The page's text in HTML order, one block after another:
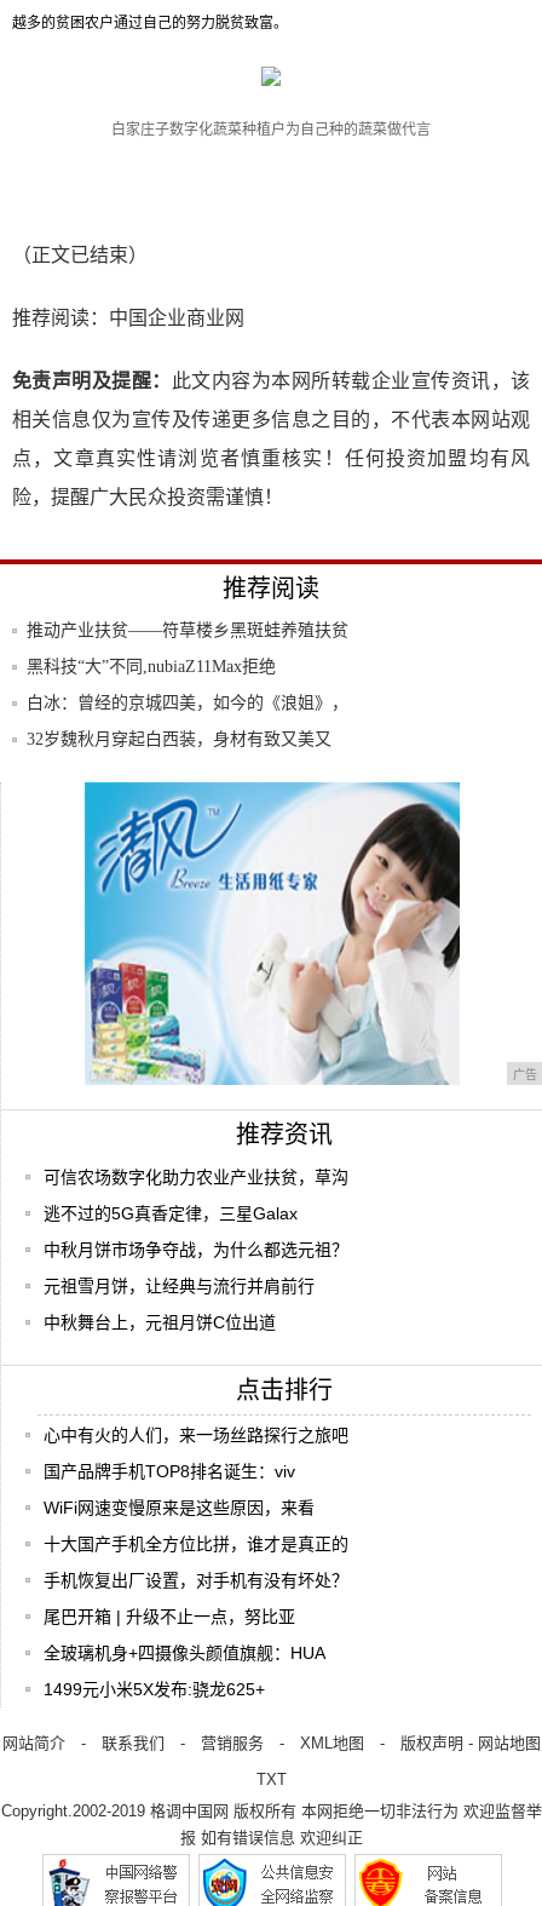
越多的贫困农户通过自己的努力脱贫致富。
白家庄子数字化蔬菜种植户为自己种的蔬菜做代言
（正文已结束）
推荐阅读： 中国企业商业网
免责声明及提醒：
此文内容为本网所转载企业宣传资讯，该
相关信息仅为宣传及传递更多信息之目的，不代表本网站观
点，文章真实性请浏览者慎重核实！任何投资加盟均有风
险，提醒广大民众投资需谨慎！
推荐阅读
推动产业扶贫——符草楼乡黑斑蛙养殖扶贫
基地简
黑科技“大”不同,nubiaZ11Max拒绝
白冰：曾经的京城四美，如今的《浪姐》，
34岁
32岁魏秋月穿起白西装，身材有致又美又
努比亚Z11MAX现场体验
广告
推荐资讯
可信农场数字化助力农业产业扶贫，草沟
逃不过的5G真香定律，三星Galax
中秋月饼市场争夺战，为什么都选元祖？
元祖雪月饼，让经典与流行并肩前行
中秋舞台上，元祖月饼C位出道
点击排行
心中有火的人们，来一场丝路探行之旅吧
国产品牌手机TOP8排名诞生：viv
WiFi网速变慢原来是这些原因，来看
十大国产手机全方位比拼，谁才是真正的
手机恢复出厂设置，对手机有没有坏处？
尾巴开箱 | 升级不止一点，努比亚
全玻璃机身+四摄像头颜值旗舰：HUA
1499元小米5X发布:骁龙625+
网站简介- 联系我们 - 营销服务- XML地图 - 版权声明 - 网站地图
TXT
Copyright.2002-2019 格调中国网 版权所有 本网拒绝一切非法行为 欢迎监督举
报 如有错误信息 欢迎纠正